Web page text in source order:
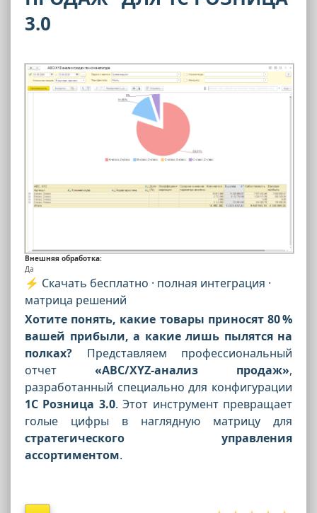
3.0
Внешняя обработка:
Да
⚡ Скачать бесплатно · полная интеграция ·
матрица решений
Хотите понять, какие товары приносят 80 %
вашей прибыли, а какие лишь пылятся на
полках? Представляем профессиональный
отчет «ABC/XYZ-анализ продаж»,
разработанный специально для конфигурации
1С Розница 3.0. Этот инструмент превращает
голые цифры в наглядную матрицу для
стратегического управления
ассортиментом.